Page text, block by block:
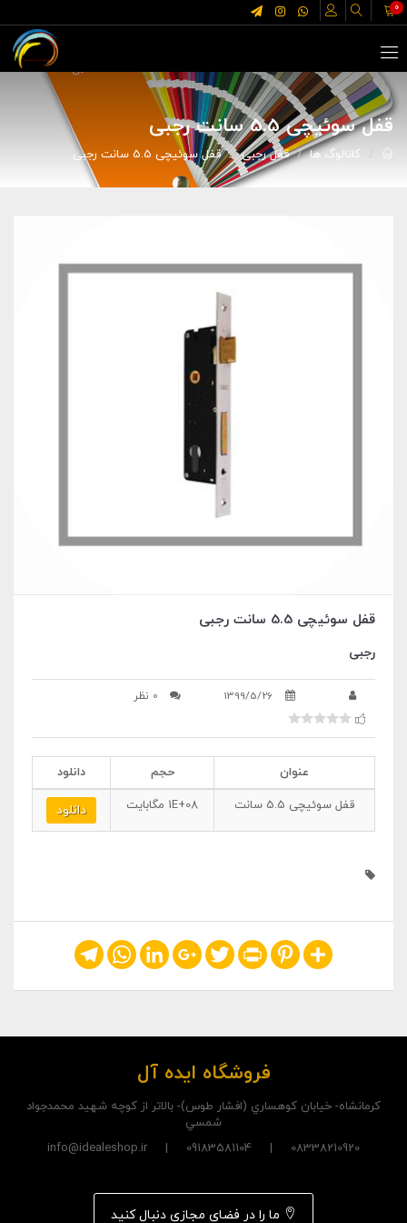
0
قفل سوئیچی 5.5 سانت رجبی
کاتالوگ ها قفل رجبی قفل سوئیچی 5.5 سانت رجبی
قفل سوئیچی 5.5 سانت رجبی
رجبی
1399/5/26 0 نظر
عنوان حجم
دانلود
قفل سوئیچی 5.5 سانت
1E+08 مگابایت دانلود
Share
Pinterest
Print
Twitter
Google+
LinkedIn
WhatsApp
Telegram
فروشگاه ایده آل
کرمانشاه- خيابان کوهساري (افشار طوس)- بالاتر از کوچه شهيد محمدجواد
شمسي
08338210920 | 09183581104 | info@idealeshop.ir
ما را در فضای مجازی دنبال کنید